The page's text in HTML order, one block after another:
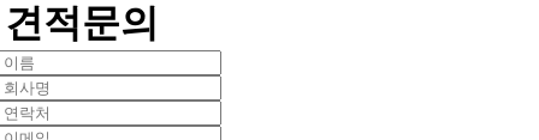
견적문의